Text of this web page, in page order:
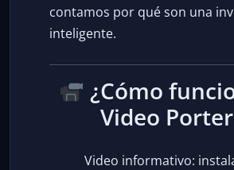
contamos por qué son una
inteligente.
¿Cómo
Video
Video informativo: